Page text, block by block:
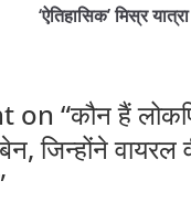
‘ऐतिहासिक’ मिस्र
on “कौन हैं
जिन्होंने वायरल